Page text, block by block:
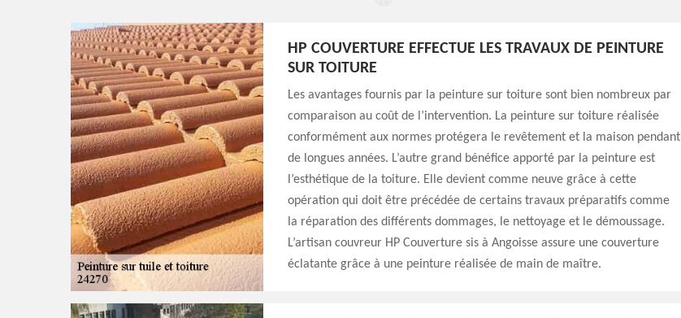
HP COUVERTURE EFFECTUE LES TRAVAUX DE PEINTURE
SUR TOITURE
Les avantages fournis par la peinture sur toiture sont bien nombreux par
comparaison au coût de l’intervention. La peinture sur toiture réalisée
conformément aux normes protégera le revêtement et la maison pendant
de longues années. L’autre grand bénéfice apporté par la peinture est
l’esthétique de la toiture. Elle devient comme neuve grâce à cette
opération qui doit être précédée de certains travaux préparatifs comme
la réparation des différents dommages, le nettoyage et le démoussage.
L’artisan couvreur HP Couverture sis à Angoisse assure une couverture
éclatante grâce à une peinture réalisée de main de maître.